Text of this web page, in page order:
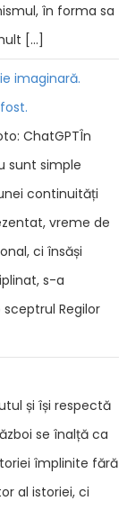
în forma sa
[…]
imaginară.
ChatGPTÎn
sunt simple
continuități
vreme de
ci însăși
s-a
Regilor
și își respectă
se înalță ca
împlinite fără
al istoriei, ci